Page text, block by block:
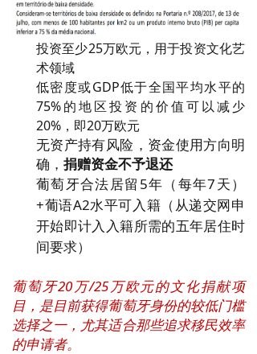
投资至少25万欧元，用于投资文化艺
术领域
低密度或GDP低于全国平均水平的
75%的地区投资的价值可以减少
20%，即20万欧元
无资产持有风险，资金使用方向明
确， 捐赠资金不予退还
葡萄牙合法居留5年（每年7天）
+葡语A2水平可入籍（从递交网申
开始即计入入籍所需的五年居住时
间要求）
葡萄牙20万/25万欧元的文化捐献项
目，是目前获得葡萄牙身份的较低门槛
选择之一，尤其适合那些追求移民效率
的申请者。